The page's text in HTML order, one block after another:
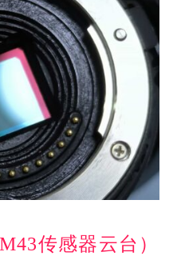
传感器云台）